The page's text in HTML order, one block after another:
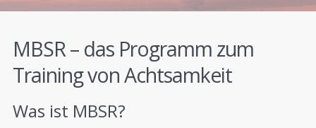
MBSR – das Programm zum
Training von Achtsamkeit
Was ist MBSR?